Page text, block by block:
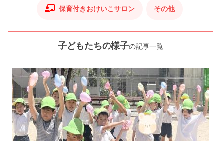
保育付きおけいこサロン その他
子どもたちの様子の記事一覧